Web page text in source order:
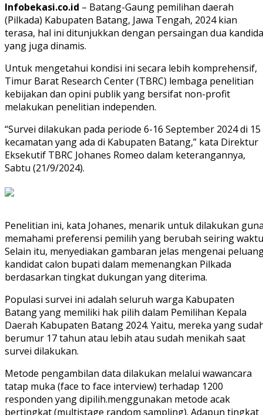
Infobekasi.co.id – Batang-Gaung pemilihan daerah
(Pilkada) Kabupaten Batang, Jawa Tengah, 2024 kian
terasa, hal ini ditunjukkan dengan persaingan dua
yang juga dinamis.
Untuk mengetahui kondisi ini secara lebih komprehensif,
Timur Barat Research Center (TBRC) lembaga penelitian
kebijakan dan opini publik yang bersifat non-profit
melakukan penelitian independen.
“Survei dilakukan pada periode 6-16 September 2024 di 15
kecamatan yang ada di Kabupaten Batang,” kata Direktur
Eksekutif TBRC Johanes Romeo dalam keterangannya,
Sabtu (21/9/2024).
Penelitian ini, kata Johanes, menarik untuk dilakukan
memahami preferensi pemilih yang berubah seiring
Selain itu, menyediakan gambaran jelas mengenai
kandidat calon bupati dalam memenangkan Pilkada
berdasarkan tingkat dukungan yang diterima.
Populasi survei ini adalah seluruh warga Kabupaten
Batang yang memiliki hak pilih dalam Pemilihan Kepala
Daerah Kabupaten Batang 2024. Yaitu, mereka yang
berumur 17 tahun atau lebih atau sudah menikah saat
survei dilakukan.
Metode pengambilan data dilakukan melalui wawancara
tatap muka (face to face interview) terhadap 1200
responden yang dipilih.menggunakan metode acak
bertingkat (multistage random sampling). Adapun tingkat